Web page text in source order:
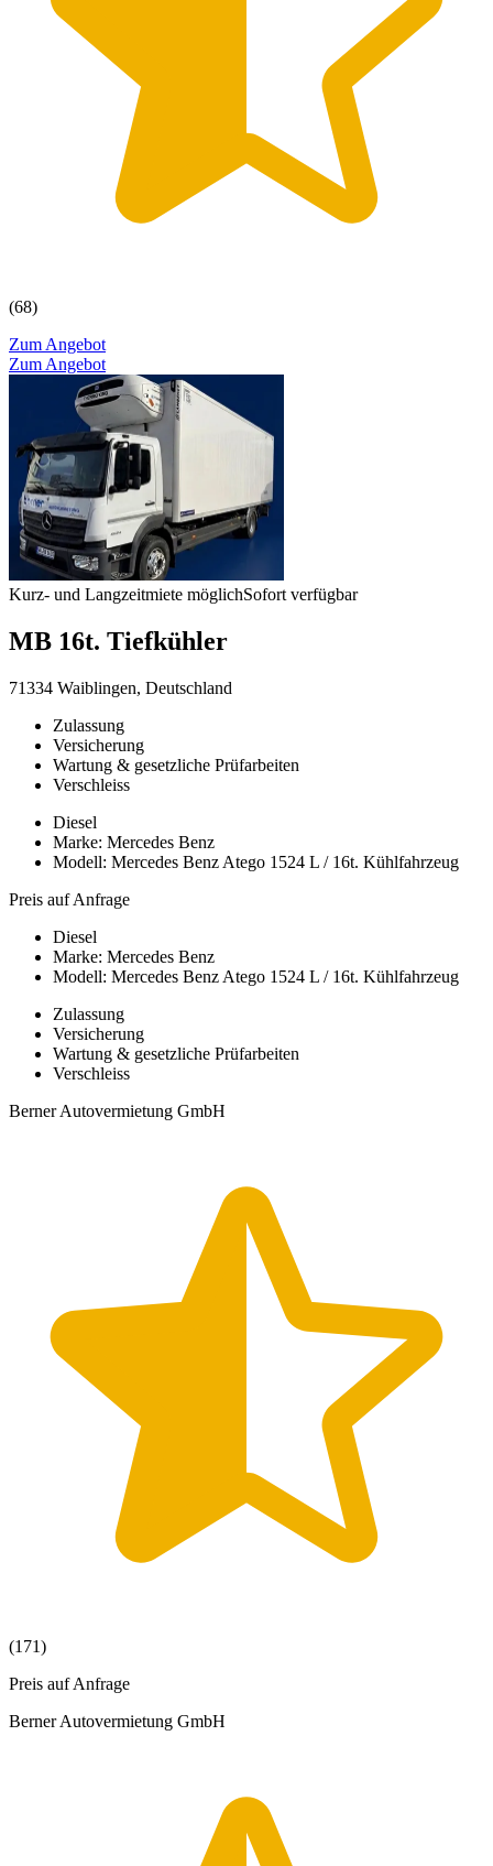
(68)
Zum Angebot
Zum Angebot
Kurz- und Langzeitmiete möglichSofort verfügbar
MB 16t. Tiefkühler
71334 Waiblingen, Deutschland
Zulassung
Versicherung
Wartung & gesetzliche Prüfarbeiten
Verschleiss
Diesel
Marke: Mercedes Benz
Modell: Mercedes Benz Atego 1524 L / 16t. Kühlfahrzeug
Preis auf Anfrage
Diesel
Marke: Mercedes Benz
Modell: Mercedes Benz Atego 1524 L / 16t. Kühlfahrzeug
Zulassung
Versicherung
Wartung & gesetzliche Prüfarbeiten
Verschleiss
Berner Autovermietung GmbH
(171)
Preis auf Anfrage
Berner Autovermietung GmbH